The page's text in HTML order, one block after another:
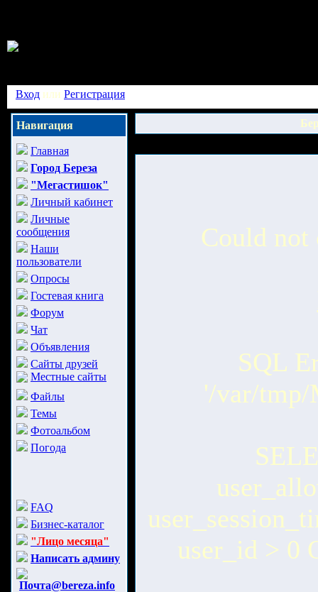
Вход или Регистрация
Навигация
Главная
Город Береза
"Мегастишок"
Личный кабинет
Личные
сообщения
Наши
пользователи
Опросы
Гостевая книга
Форум
Чат
Объявления
Сайты друзей
Местные сайты
Файлы
Темы
Фотоальбом
Погода
FAQ
Бизнес-каталог
"Лицо месяца"
Написать админу
Почта@bereza.info
Could not
SQL
'/var/
user_id > 0